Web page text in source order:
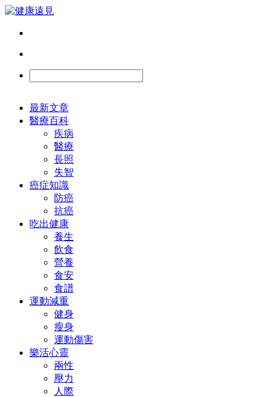
最新文章
醫療百科
疾病
醫療
長照
失智
癌症知識
防癌
抗癌
吃出健康
養生
飲食
營養
食安
食譜
運動減重
健身
瘦身
運動傷害
樂活心靈
兩性
壓力
人際